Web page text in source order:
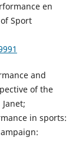
en
Sport
and
of the
in sports: